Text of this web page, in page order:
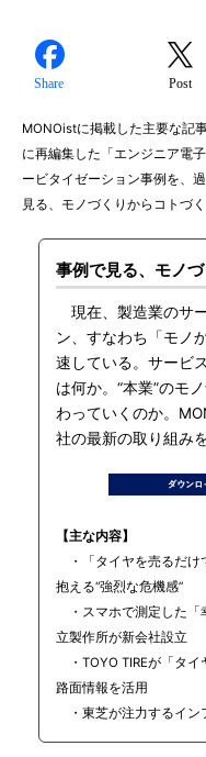
Share Post
MONOistに掲載した主要な記
に再編集した「エンジニア電
ービタイゼーション事例を、
見る、モノづくりからコトづ
事例で見る、モノ
現在、製造業のサ
ン、すなわち「モノ
速している。サービ
は何か。“本業”のモ
わっていくのか。
社の最新の取り組み
【主な内容】
・「タイヤを売るだけ
抱える“強烈な危機感”
・スマホで測定した「
立製作所が新会社設立
・TOYO TIREが「タイ
路面情報を活用
・東芝が注力するイン